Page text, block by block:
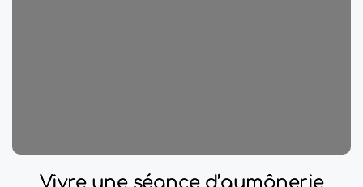
Vivre une séance d’aumônerie